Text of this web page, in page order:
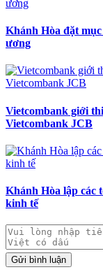
Khánh Hòa đặt
ương
Vietcombank giới
Vietcombank JCB
Khánh Hòa lập các
kinh tế
Gửi bình luận